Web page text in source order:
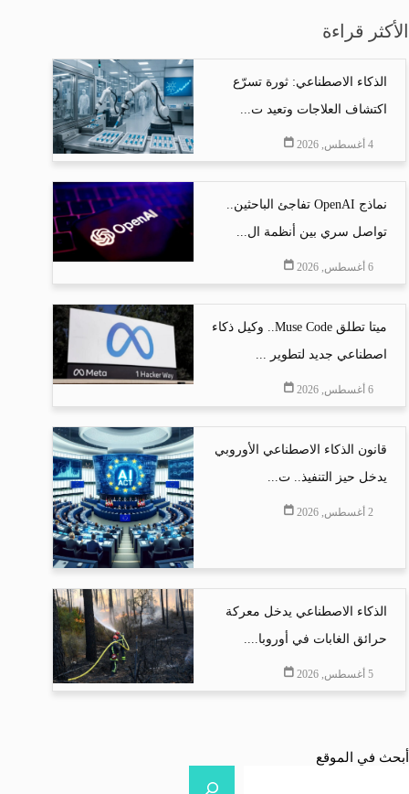
الأكثر قراءة
الذكاء الاصطناعي: ثورة تسرّع
اكتشاف العلاجات وتعيد ت...
4 أغسطس, 2026
نماذج OpenAI تفاجئ الباحثين..
تواصل سري بين أنظمة ال...
6 أغسطس, 2026
ميتا تطلق Muse Code.. وكيل ذكاء
اصطناعي جديد لتطوير ...
6 أغسطس, 2026
قانون الذكاء الاصطناعي الأوروبي
يدخل حيز التنفيذ.. ت...
2 أغسطس, 2026
الذكاء الاصطناعي يدخل معركة
حرائق الغابات في أوروبا....
5 أغسطس, 2026
أبحث في الموقع